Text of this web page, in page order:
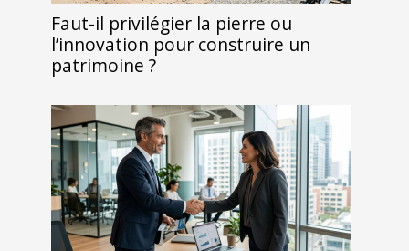
Faut-il privilégier la pierre ou
l’innovation pour construire un
patrimoine ?